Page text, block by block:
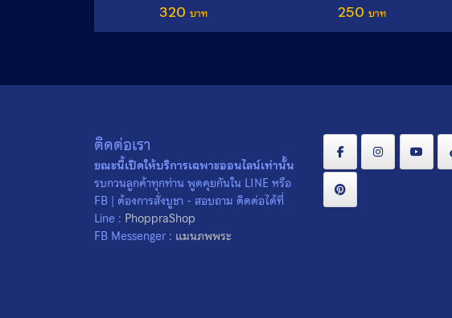
320
250
ติดต่อเรา
ขณะนี้เปิดให้บริการเฉพาะออนไลน์เท่านั้น
รบกวนลูกค้าทุกท่าน พูดคุยกันใน LINE หรือ
FB | ต้องการสั่งบูชา - สอบถาม ติดต่อได้ที่
Line : PhoppraShop
FB Messenger : แมนภพพระ